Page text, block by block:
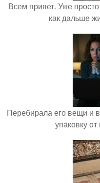
Всем привет. Уже
как дальше
Перебирала его вещи и
упаковку от